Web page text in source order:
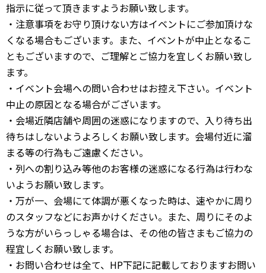
指示に従って頂きますようお願い致します。
・注意事項をお守り頂けない方はイベントにご参加頂けな
くなる場合もございます。また、イベントが中止となるこ
ともございますので、ご理解とご協力を宜しくお願い致し
ます。
・イベント会場への問い合わせはお控え下さい。イベント
中止の原因となる場合がございます。
・会場近隣店舗や周囲の迷惑になりますので、入り待ち出
待ちはしないようよろしくお願い致します。会場付近に溜
まる等の行為もご遠慮ください。
・列への割り込み等他のお客様の迷惑になる行為は行わな
いようお願い致します。
・万が一、会場にて体調が悪くなった時は、速やかに周り
のスタッフなどにお声かけください。また、周りにそのよ
うな方がいらっしゃる場合は、その他の皆さまもご協力の
程宜しくお願い致します。
・お問い合わせは全て、HP下記に記載しておりますお問い